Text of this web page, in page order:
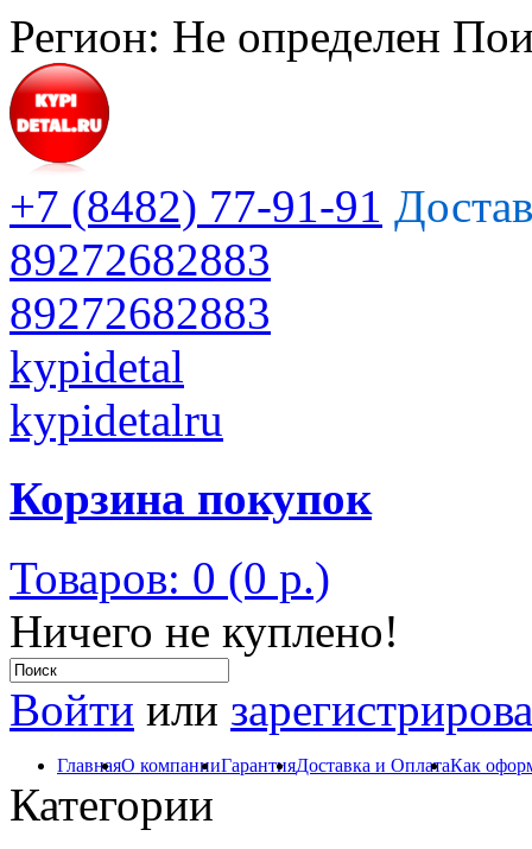
Регион: Не определен
+7 (8482) 77-91-91
89272682883
89272682883
kypidetal
kypidetalru
Корзина покупок
Товаров: 0 (0 р.)
Ничего не куплено!
Войти или
ГлавнаяО компанииГарантияДоставка и ОплатаКак
Категории